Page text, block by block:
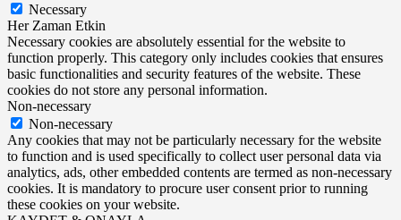
Necessary
Her Zaman Etkin
Necessary cookies are absolutely essential for the website to
function properly. This category only includes cookies that ensures
basic functionalities and security features of the website. These
cookies do not store any personal information.
Non-necessary
Non-necessary
Any cookies that may not be particularly necessary for the website
to function and is used specifically to collect user personal data via
analytics, ads, other embedded contents are termed as non-necessary
cookies. It is mandatory to procure user consent prior to running
these cookies on your website.